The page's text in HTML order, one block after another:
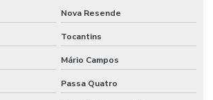
Nova Resende
Tocantins
Mário Campos
Passa Quatro